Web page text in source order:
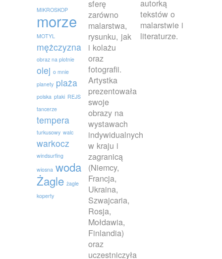
MIKROSKOP
morze
MOTYL
mężczyzna
obraz na plotnie
olej o mnie
planety plaża
polska ptaki REJS
tancerze
tempera
turkusowy walc
warkocz
windsurfing
wiosna woda
Żagle żagle
koperty
sferę
zarówno
malarstwa,
rysunku, jak
i kolażu
oraz
fotografii.
Artystka
prezentowała
swoje
obrazy na
wystawach
indywidualnych
w kraju i
zagranicą
(Niemcy,
Francja,
Ukraina,
Szwajcaria,
Rosja,
Mołdawia,
Finlandia)
oraz
uczestniczyła
autorką
tekstów o
malarstwie i
literaturze.